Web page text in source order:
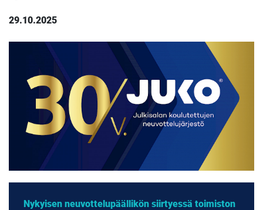
29.10.2025
Nykyisen neuvottelupäällikön siirtyessä toimiston